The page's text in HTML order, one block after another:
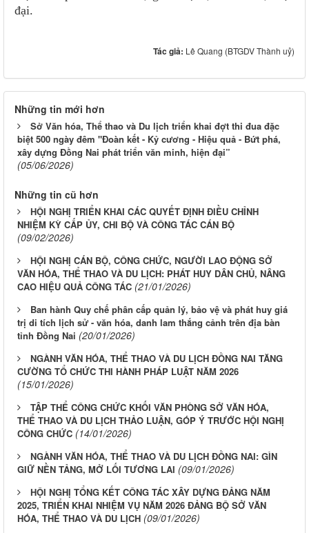
đại.
Tác giả: Lê Quang (BTGDV Thành uỷ)
Những tin mới hơn
Sở Văn hóa, Thể thao và Du lịch triển khai đợt thi đua đặc
biệt 500 ngày đêm "Đoàn kết - Kỷ cương - Hiệu quả - Bứt phá,
xây dựng Đồng Nai phát triển văn minh, hiện đại”
(05/06/2026)
Những tin cũ hơn
HỘI NGHỊ TRIỂN KHAI CÁC QUYẾT ĐỊNH ĐIỀU CHỈNH
NHIỆM KỲ CẤP ỦY, CHI BỘ VÀ CÔNG TÁC CÁN BỘ
(09/02/2026)
HỘI NGHỊ CÁN BỘ, CÔNG CHỨC, NGƯỜI LAO ĐỘNG SỞ
VĂN HÓA, THỂ THAO VÀ DU LỊCH: PHÁT HUY DÂN CHỦ, NÂNG
CAO HIỆU QUẢ CÔNG TÁC (21/01/2026)
Ban hành Quy chế phân cấp quản lý, bảo vệ và phát huy giá
trị di tích lịch sử - văn hóa, danh lam thắng cảnh trên địa bàn
tỉnh Đồng Nai (20/01/2026)
NGÀNH VĂN HÓA, THỂ THAO VÀ DU LỊCH ĐỒNG NAI TĂNG
CƯỜNG TỔ CHỨC THI HÀNH PHÁP LUẬT NĂM 2026
(15/01/2026)
TẬP THỂ CÔNG CHỨC KHỐI VĂN PHÒNG SỞ VĂN HÓA,
THỂ THAO VÀ DU LỊCH THẢO LUẬN, GÓP Ý TRƯỚC HỘI NGHỊ
CÔNG CHỨC (14/01/2026)
NGÀNH VĂN HÓA, THỂ THAO VÀ DU LỊCH ĐỒNG NAI: GÌN
GIỮ NỀN TẢNG, MỞ LỐI TƯƠNG LAI (09/01/2026)
HỘI NGHỊ TỔNG KẾT CÔNG TÁC XÂY DỰNG ĐẢNG NĂM
2025, TRIỂN KHAI NHIỆM VỤ NĂM 2026 ĐẢNG BỘ SỞ VĂN
HÓA, THỂ THAO VÀ DU LỊCH (09/01/2026)